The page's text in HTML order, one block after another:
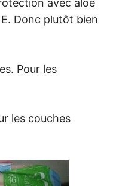
avec aloe
Donc plutôt bien
Pour les
les couches